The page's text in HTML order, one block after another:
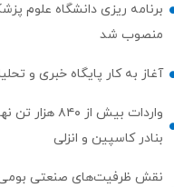
برنامه ریزی دانشگاه علوم
منصوب شد
آغاز به کار پایگاه خبری و
واردات بیش از ۸۴۰
بنادر كاسپین و انزلی
نقش ظرفیت‌های صنعتی